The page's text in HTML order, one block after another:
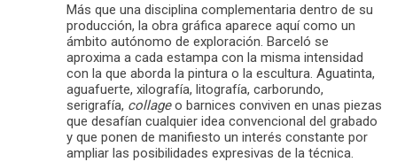
Más que una disciplina complementaria dentro de su
producción, la obra gráfica aparece aquí como un
ámbito autónomo de exploración. Barceló se
aproxima a cada estampa con la misma intensidad
con la que aborda la pintura o la escultura. Aguatinta,
aguafuerte, xilografía, litografía, carborundo,
serigrafía, collageo barnices conviven en unas piezas
que desafían cualquier idea convencional del grabado
y que ponen de manifiesto un interés constante por
ampliar las posibilidades expresivas de la técnica.